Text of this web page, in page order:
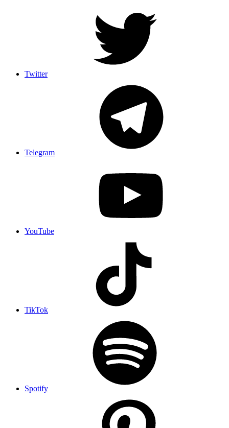
Twitter
Telegram
YouTube
TikTok
Spotify